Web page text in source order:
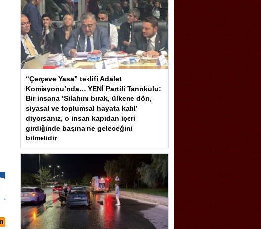
“Çerçeve Yasa” teklifi Adalet
Komisyonu’nda… YENİ Partili Tanrıkulu:
Bir insana ‘Silahını bırak, ülkene dön,
siyasal ve toplumsal hayata katıl’
diyorsanız, o insan kapıdan içeri
girdiğinde başına ne geleceğini
bilmelidir